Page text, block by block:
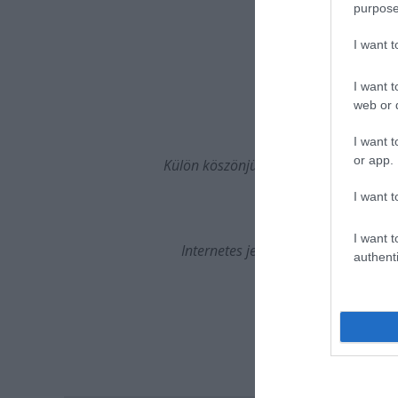
I want
I want
web or
I want
or app.
I want
I want
BEMUTATÓ:
Külön köszönjük Garai Judit, Dr.
Jegyfoglalás e-
Internetes jegyvásárlás: http://